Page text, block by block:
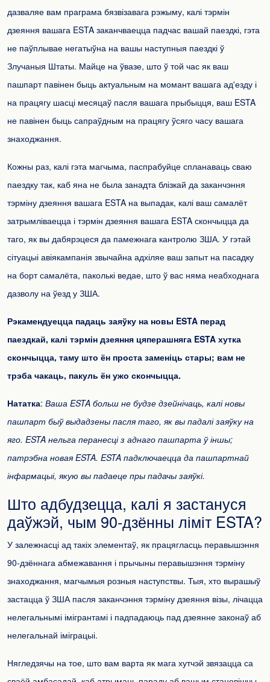
дазваляе вам праграма бязвізавага рэжыму, калі тэрмін
дзеяння вашага ESTA заканчваецца падчас вашай паездкі, гэта
не паўплывае негатыўна на вашы наступныя паездкі ў
Злучаныя Штаты. Майце на ўвазе, што ў той час як ваш
пашпарт павінен быць актуальным на момант вашага ад'езду і
на працягу шасці месяцаў пасля вашага прыбыцця, ваш ESTA
не павінен быць сапраўдным на працягу ўсяго часу вашага
знаходжання.
Кожны раз, калі гэта магчыма, паспрабуйце спланаваць сваю
паездку так, каб яна не была занадта блізкай да заканчэння
тэрміну дзеяння вашага ESTA на выпадак, калі ваш самалёт
затрымліваецца і тэрмін дзеяння вашага ESTA скончыцца да
таго, як вы дабярэцеся да памежнага кантролю ЗША. У гэтай
сітуацыі авіякампанія звычайна адхіляе ваш запыт на пасадку
на борт самалёта, паколькі ведае, што ў вас няма неабходнага
дазволу на ўезд у ЗША.
Рэкамендуецца падаць заяўку на новы ESTA перад
паездкай, калі тэрмін дзеяння цяперашняга ESTA хутка
скончыцца, таму што ён проста заменіць стары; вам не
трэба чакаць, пакуль ён ужо скончыцца.
Нататка: Ваша ESTA больш не будзе дзейнічаць, калі новы
пашпарт быў выдадзены пасля таго, як вы падалі заяўку на
яго. ESTA нельга перанесці з аднаго пашпарта ў іншы;
патрэбна новая ESTA. ESTA падключаецца да пашпартнай
інфармацыі, якую вы падаеце пры падачы заяўкі.
Што адбудзецца, калі я застануся
даўжэй, чым 90-дзённы ліміт ESTA?
У залежнасці ад такіх элементаў, як працягласць перавышэння
90-дзённага абмежавання і прычыны перавышэння тэрміну
знаходжання, магчымыя розныя наступствы. Тыя, хто вырашыў
застацца ў ЗША пасля заканчэння тэрміну дзеяння візы, лічацца
нелегальнымі імігрантамі і падпадаюць пад дзеянне законаў аб
нелегальнай іміграцыі.
Нягледзячы на ​​тое, што вам варта як мага хутчэй звязацца са